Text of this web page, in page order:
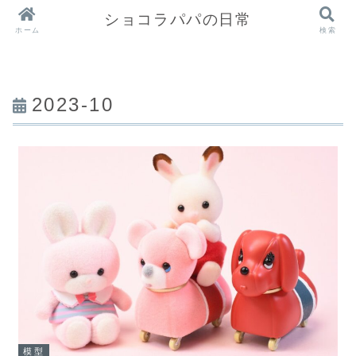
2023-10
模型
ホーム
ショコラパパの日常
検索